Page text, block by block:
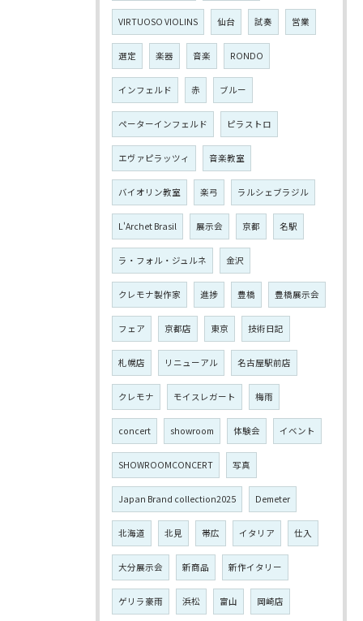
VIRTUOSO VIOLINS 仙台 試奏 営業
選定 楽器 音楽 RONDO
インフェルド 赤 ブルー
ペーターインフェルド ピラストロ
エヴァピラッツィ 音楽教室
バイオリン教室 楽弓 ラルシェブラジル
L'Archet Brasil 展示会 京都 名駅
ラ・フォル・ジュルネ 金沢
クレモナ製作家 進捗 豊橋 豊橋展示会
フェア 京都店 東京 技術日記
札幌店 リニューアル 名古屋駅前店
クレモナ モイスレガート 梅雨
concert showroom 体験会 イベント
SHOWROOMCONCERT 写真
Japan Brand collection2025 Demeter
北海道 北見 帯広 イタリア 仕入
大分展示会 新商品 新作イタリー
ゲリラ豪雨 浜松 富山 岡崎店